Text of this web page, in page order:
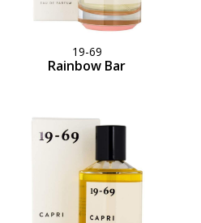
19-69
Rainbow Bar